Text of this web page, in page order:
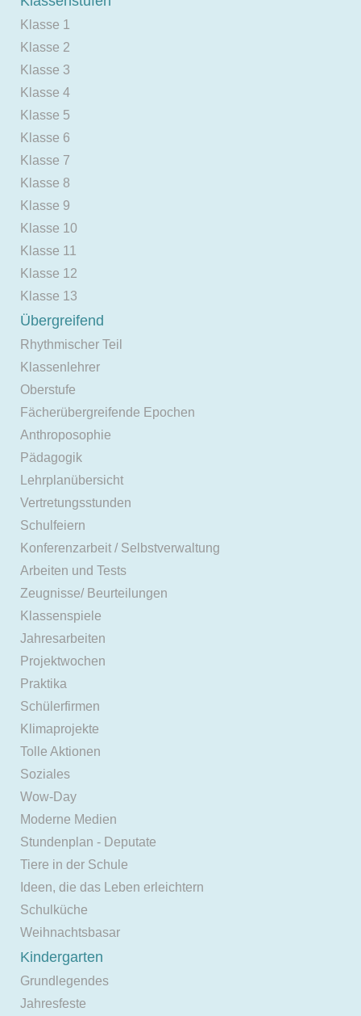
Klasse 1
Klasse 2
Klasse 3
Klasse 4
Klasse 5
Klasse 6
Klasse 7
Klasse 8
Klasse 9
Klasse 10
Klasse 11
Klasse 12
Klasse 13
Übergreifend
Rhythmischer Teil
Klassenlehrer
Oberstufe
Fächerübergreifende Epochen
Anthroposophie
Pädagogik
Lehrplanübersicht
Vertretungsstunden
Schulfeiern
Konferenzarbeit / Selbstverwaltung
Arbeiten und Tests
Zeugnisse/ Beurteilungen
Klassenspiele
Jahresarbeiten
Projektwochen
Praktika
Schülerfirmen
Klimaprojekte
Tolle Aktionen
Soziales
Wow-Day
Moderne Medien
Stundenplan - Deputate
Tiere in der Schule
Ideen, die das Leben erleichtern
Schulküche
Weihnachtsbasar
Kindergarten
Grundlegendes
Jahresfeste